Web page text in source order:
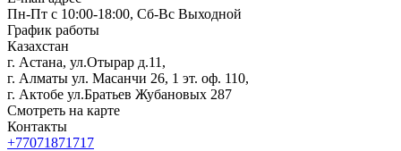
Пн-Пт с 10:00-18:00, Сб-Вс Выходной
График работы
Казахстан
г. Астана, ул.Отырар д.11,
г. Алматы ул. Масанчи 26, 1 эт. оф. 110,
г. Актобе ул.Братьев Жубановых 287
Смотреть на карте
Контакты
+77071871717